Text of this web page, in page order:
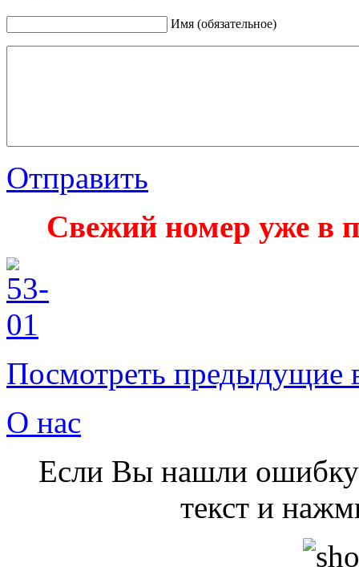
Имя (обязательное)
Отправить
Свежий номер уже в
Посмотреть предыдущие
О нас
Если Вы нашли ошибку
текст и